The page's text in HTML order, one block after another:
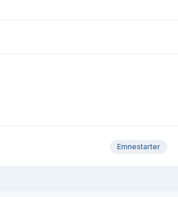
Emnestarter